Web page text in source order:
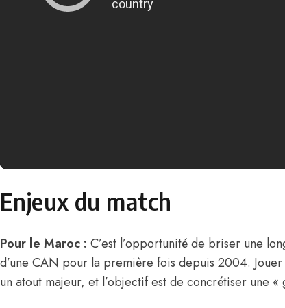
Enjeux du match
Pour le Maroc : C’est l’opportunité de briser une
d’une CAN pour la première fois depuis 2004.
un atout majeur, et l’objectif est de concrétiser une «